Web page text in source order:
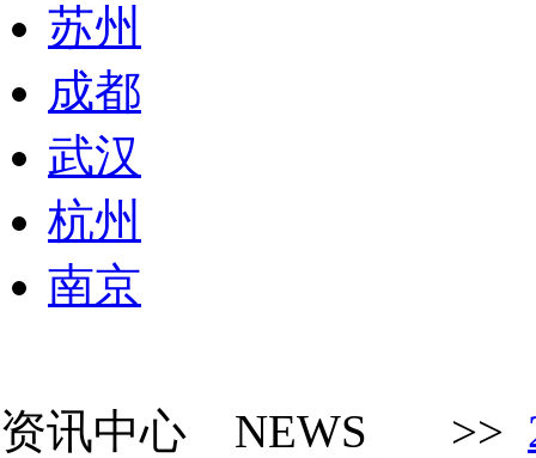
苏州
成都
武汉
杭州
南京
资讯中心 NEWS >>